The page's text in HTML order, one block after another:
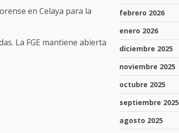
en Celaya para la
La FGE mantiene abierta
febrero 2026
enero 2026
diciembre 2025
noviembre 2025
octubre 2025
septiembre 2025
agosto 2025